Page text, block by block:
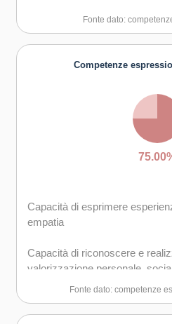
gruppo sia in maniera autonoma
Capacità di essere proattivi e
Capacità di motivare gli altri e
Capacità di accettare la
Fonte dato:
Competenze
Capacità di esprimere
empatia
Capacità di riconoscere e
valorizzazione personale,
mediante le arti e le altre forme
Curiosità nei confronti del
Fonte dato: competenze